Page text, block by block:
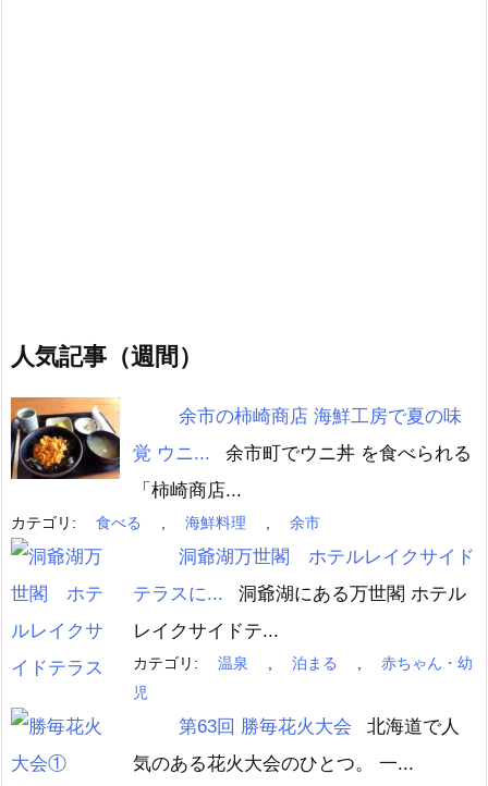
人気記事（週間）
余市の柿崎商店 海鮮工房で夏の味
覚 ウニ...
余市町でウニ丼 を食べられる
「柿崎商店...
カテゴリ: 食べる 海鮮料理 余市
洞爺湖万世閣 ホテルレイクサイド
テラスに...
洞爺湖にある万世閣 ホテル
レイクサイドテ...
カテゴリ: 温泉 泊まる
赤ちゃん・幼
児
第63回 勝毎花火大会
北海道で人
気のある花火大会のひとつ。 一...